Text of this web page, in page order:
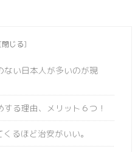
ない日本人が多いのが現
る理由、メリット６つ！
るほど治安がいい。